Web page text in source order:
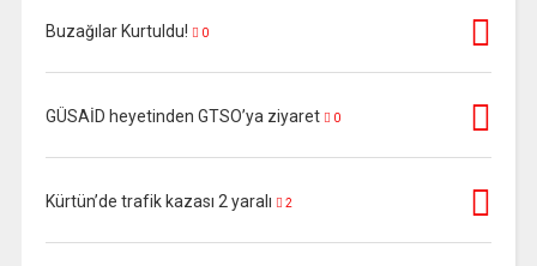
Buzağılar Kurtuldu! 0
GÜSAİD heyetinden GTSO’ya ziyaret 0
Kürtün’de trafik kazası 2 yaralı 2